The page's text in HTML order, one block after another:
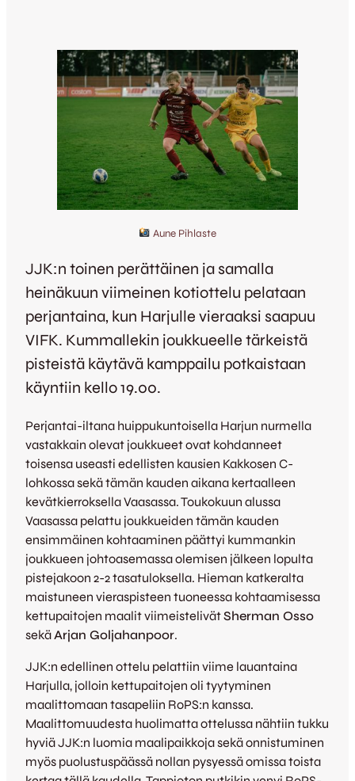
Aune Pihlaste
JJK:n toinen perättäinen ja samalla
heinäkuun viimeinen kotiottelu pelataan
perjantaina, kun Harjulle vieraaksi saapuu
VIFK. Kummallekin joukkueelle tärkeistä
pisteistä käytävä kamppailu potkaistaan
käyntiin kello 19.00.
Perjantai-iltana huippukuntoisella Harjun nurmella
vastakkain olevat joukkueet ovat kohdanneet
toisensa useasti edellisten kausien Kakkosen C-
lohkossa sekä tämän kauden aikana kertaalleen
kevätkierroksella Vaasassa. Toukokuun alussa
Vaasassa pelattu joukkueiden tämän kauden
ensimmäinen kohtaaminen päättyi kummankin
joukkueen johtoasemassa olemisen jälkeen lopulta
pistejakoon 2-2 tasatuloksella. Hieman katkeralta
maistuneen vieraspisteen tuoneessa kohtaamisessa
kettupaitojen maalit viimeistelivätSherman Osso
sekä Arjan Goljahanpoor.
JJK:n edellinen ottelu pelattiin viime lauantaina
Harjulla, jolloin kettupaitojen oli tyytyminen
maalittomaan tasapeliin RoPS:n kanssa.
Maalittomuudesta huolimatta ottelussa nähtiin tukku
hyviä JJK:n luomia maalipaikkoja sekä onnistuminen
myös puolustuspäässä nollan pysyessä omissa toista